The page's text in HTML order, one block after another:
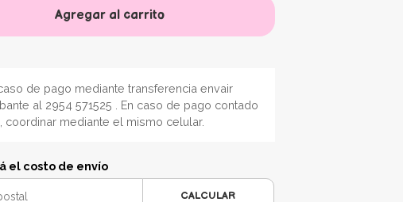
Agregar al carrito
de pago mediante transferencia envair
al 2954 571525 . En caso de pago contado
coordinar mediante el mismo celular.
el costo de envío
CALCULAR